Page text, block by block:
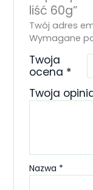
liść 60g”
Twój adres
Wymagane
Twoja
ocena *
Twoja
Nazwa *